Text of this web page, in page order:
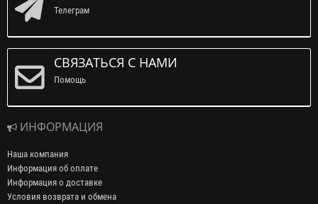
Телеграм
СВЯЗАТЬСЯ С НАМИ
Помощь
ИНФОРМАЦИЯ
Наша компания
Информация об оплате
Информация о доставке
Условия возврата и обмена